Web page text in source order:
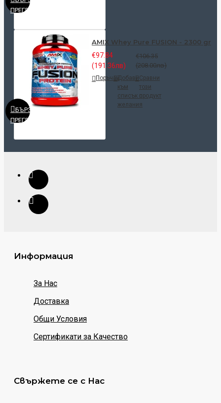
ПРЕГЛЕД
БЪРЗ
ПРЕГЛЕД
AMIX Whey Pure FUSION - 2300 gr
€97.84
(191.36лв)
€106.35
(208.00лв)
ПоръчайДобави
към
списък с
желания
Сравни
този
продукт
Информация
За Нас
Доставка
Общи Условия
Сертификати за Качество
Свържете се с Нас